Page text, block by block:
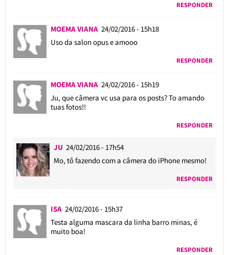
RESPONDER
MOEMA VIANA 24/02/2016 - 15h18
Uso da salon opus e amooo
RESPONDER
MOEMA VIANA 24/02/2016 - 15h19
Ju, que câmera vc usa para os posts? To amando
tuas fotos!!
RESPONDER
JU 24/02/2016 - 17h54
Mo, tô fazendo com a câmera do iPhone mesmo!
RESPONDER
ISA 24/02/2016 - 15h37
Testa alguma mascara da linha barro minas, é
muito boa!
RESPONDER